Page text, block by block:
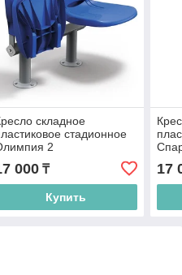
складное
стадионное
2
000₸
Купить
17